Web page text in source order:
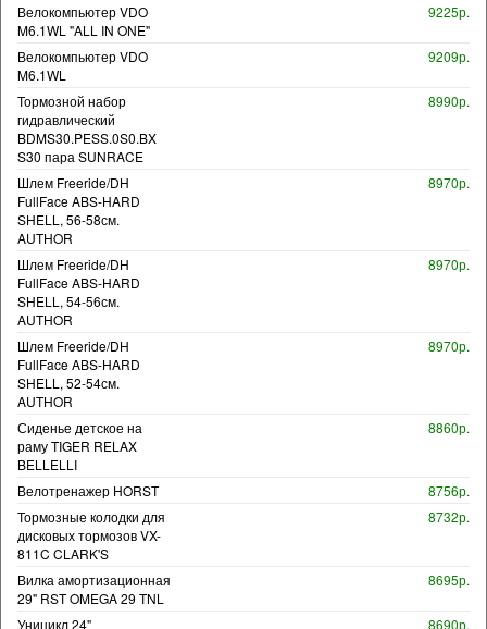
Велокомпьютер VDO
M6.1WL "ALL IN ONE"
9225р.
Велокомпьютер VDO
M6.1WL
9209р.
Тормозной набор
гидравлический
BDMS30.PESS.0S0.BX
S30 пара SUNRACE
8990р.
Шлем Freeride/DH
FullFace ABS-HARD
SHELL, 56-58см.
AUTHOR
8970р.
Шлем Freeride/DH
FullFace ABS-HARD
SHELL, 54-56см.
AUTHOR
8970р.
Шлем Freeride/DH
FullFace ABS-HARD
SHELL, 52-54см.
AUTHOR
8970р.
Сиденье детское на
раму TIGER RELAX
BELLELLI
8860р.
Велотренажер HORST
8756р.
Тормозные колодки для
дисковых тормозов VX-
811C CLARK'S
8732р.
Вилка амортизационная
29" RST OMEGA 29 TNL
8695р.
Уницикл 24"
8690р.